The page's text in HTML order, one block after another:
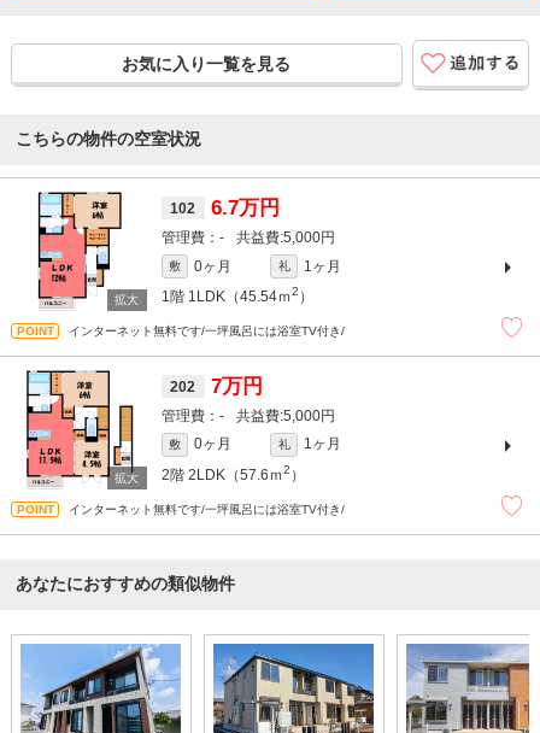
お気に入り一覧を見る
こちらの物件の空室状況
102 6.7万円
- 5,000円
敷 0ヶ月 礼
1ヶ月
1階 1LDK（45.54ｍ2 ）
インターネット無料です/一坪風呂には浴室TV付き/
202 7万円
- 5,000円
敷 0ヶ月 礼
1ヶ月
2階 2LDK（57.6ｍ2 ）
インターネット無料です/一坪風呂には浴室TV付き/
あなたにおすすめの類似物件